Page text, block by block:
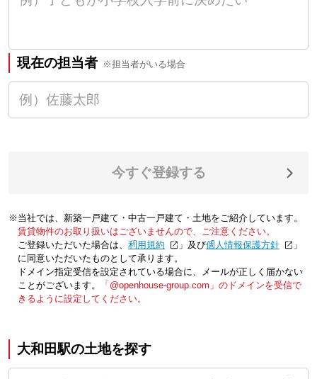
現在の担当者 ※担当者がいる場合
今すぐ登録する
※当社では、新築一戸建て・中古一戸建て・土地をご紹介しています。
賃貸物件のお取り扱いはございませんので、ご注意ください。
ご登録いただいた場合は、「利用規約 」及び「個人情報保護方針
」
に同意いただいたものとして承ります。
ドメイン指定受信を設定されている場合に、メールが正しく届かない
ことがございます。
「@openhouse-group.com」のドメインを受信で
きるように設定してください。
大和田駅の土地を探す